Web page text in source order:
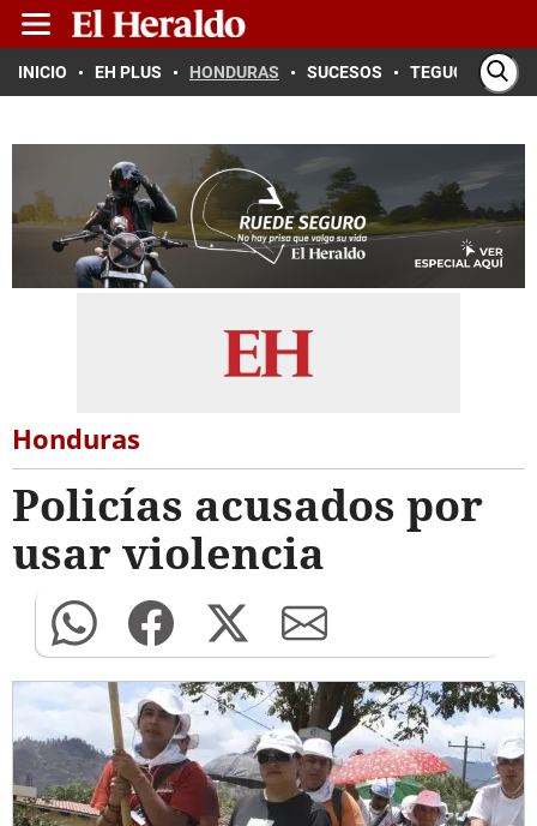
INICIO EH PLUS HONDURAS SUCESOS TEGUCIGALPA
Honduras
Policías acusados por
usar violencia